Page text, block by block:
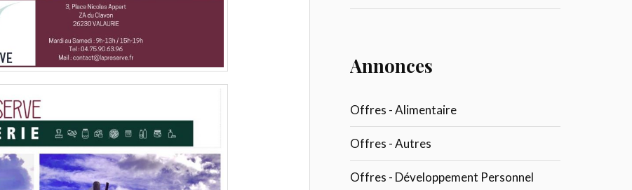
Annonces
Offres - Alimentaire
Offres - Autres
Offres - Développement Personnel